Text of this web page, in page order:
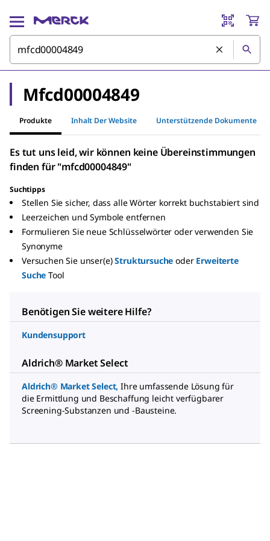
Mfcd00004849
Produkte Inhalt Der Website Unterstützende Dokumente
Es tut uns leid, wir können keine Übereinstimmungen
finden für "mfcd00004849"
Suchtipps
Stellen Sie sicher, dass alle Wörter korrekt buchstabiert sind
Leerzeichen und Symbole entfernen
Formulieren Sie neue Schlüsselwörter oder verwenden Sie
Synonyme
Versuchen Sie unser(e) Struktursuche oder Erweiterte
Suche Tool
Benötigen Sie weitere Hilfe?
Kundensupport
Aldrich® Market Select
Aldrich® Market Select, Ihre umfassende Lösung für
die Ermittlung und Beschaffung leicht verfügbarer
Screening-Substanzen und -Bausteine.